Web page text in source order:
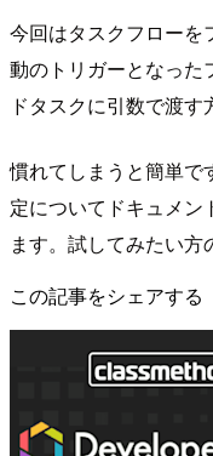
今回はタスクフローを
動のトリガーとなった
ドタスクに引数で渡す
慣れてしまうと簡単で
定についてドキュメン
ます。試してみたい方
この記事をシェアする